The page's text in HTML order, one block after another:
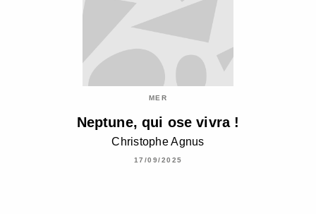
MER
Neptune, qui ose vivra !
Christophe Agnus
17/09/2025